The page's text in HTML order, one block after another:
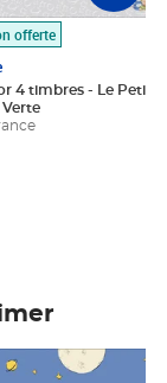
offerte
4 timbres - Le Petit